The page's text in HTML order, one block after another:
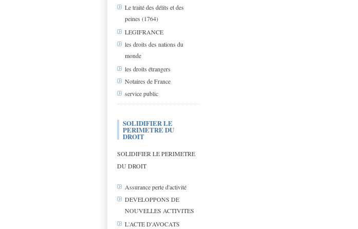
Le traité des délits et des
peines (1764)
LEGIFRANCE
les droits des nations du
monde
les droits étrangers
Notaires de France
service public
SOLIDIFIER LE
PERIMETRE DU
DROIT
SOLIDIFIER LE PERIMETRE
DU DROIT
Assurance perte d'activité
DEVELOPPONS DE
NOUVELLES ACTIVITES
L'ACTE D'AVOCATS